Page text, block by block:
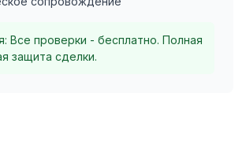
Все проверки - бесплатно. Полная
защита сделки.